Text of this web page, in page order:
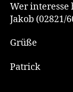
Wer interesse
Jakob (02821/
Grüße
Patrick